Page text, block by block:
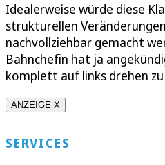
Idealerweise würde diese
strukturellen
nachvollziehbar gemacht
Bahnchefin hat ja
komplett auf links drehen
ANZEIGE X
SERVICES